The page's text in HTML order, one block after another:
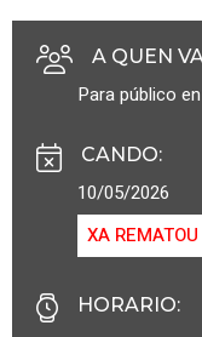
A QUEN
Para público
CANDO:
10/05/2026
XA REMATOU
HORARIO: